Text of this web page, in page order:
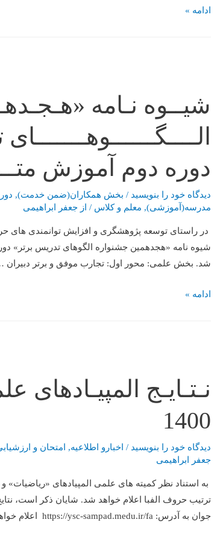
ادامه »
شیــوه نـامه
دوره دوم آموزش
دیدگاه‌ خود را بنویسید / بخش همکاران(ضمن خدمت),
مدرسه(آموزشی), معلم و کلاس / از جعفر ابراهیمی
در راستای توسعه پژوهشگری و افزایش توانمندی های
شیوه نامه «هجدهمین جشنواره الگوهای تدریس برتر»
شد. بخش علمی: محور اول: تجارب موفق و برتر دبیران
ادامه »
نـتـایـج
1400
دیدگاه‌ خود را بنویسید / اخبارو اطلاعیه, امتحان و
جعفر ابراهیمی
ترتیب حروف الفبا اعلام خواهد شد. شایان ذکر است،
جوان به آدرس: https://ysc-sampad.medu.ir/fa اعلام خواهد شد. اسامی مدال آوران المپیاد ریاضی …